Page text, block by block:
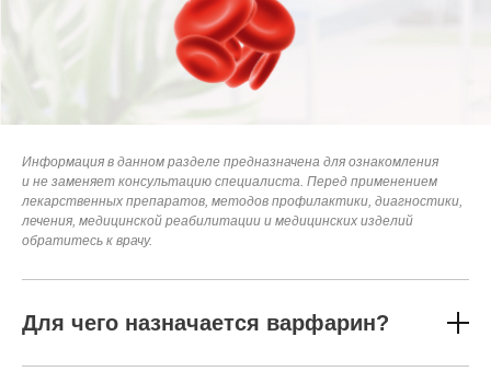
Информация в данном разделе предназначена для ознакомления
и не заменяет консультацию специалиста. Перед применением
лекарственных препаратов, методов профилактики, диагностики,
лечения, медицинской реабилитации и медицинских изделий
обратитесь к врачу.
Для чего назначается варфарин?